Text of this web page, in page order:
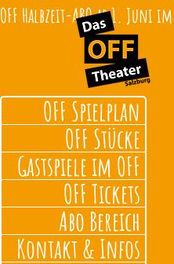
OFF Halbzeit-ABO ab 1. Juni
OFF Spielplan
OFF Stücke
Gastspiele im OFF
OFF Tickets
Abo Bereich
Kontakt & Infos